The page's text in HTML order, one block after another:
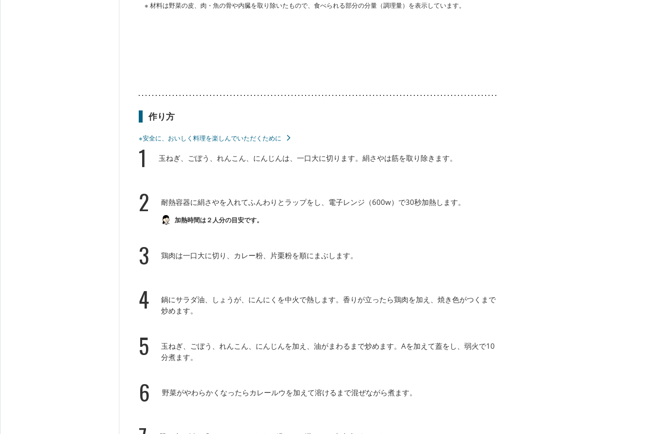
※ 材料は野菜の皮、肉・魚の骨や内臓を取り除いたもので、食べられる部分の分量（調理量）を表示しています。
作り方
※安全に、おいしく料理を楽しんでいただくために
1 玉ねぎ、ごぼう、れんこん、にんじんは、一口大に切ります。絹さやは筋を取り除きます。
2 耐熱容器に絹さやを入れてふんわりとラップをし、電子レンジ（600w）で30秒加熱します。
加熱時間は２人分の目安です。
3 鶏肉は一口大に切り、カレー粉、片栗粉を順にまぶします。
4
鍋にサラダ油、しょうが、にんにくを中火で熱します。香りが立ったら鶏肉を加え、焼き色がつくまで
炒めます。
5
玉ねぎ、ごぼう、れんこん、にんじんを加え、油がまわるまで炒めます。Aを加えて蓋をし、弱火で10
分煮ます。
6 野菜がやわらかくなったらカレールウを加えて溶けるまで混ぜながら煮ます。